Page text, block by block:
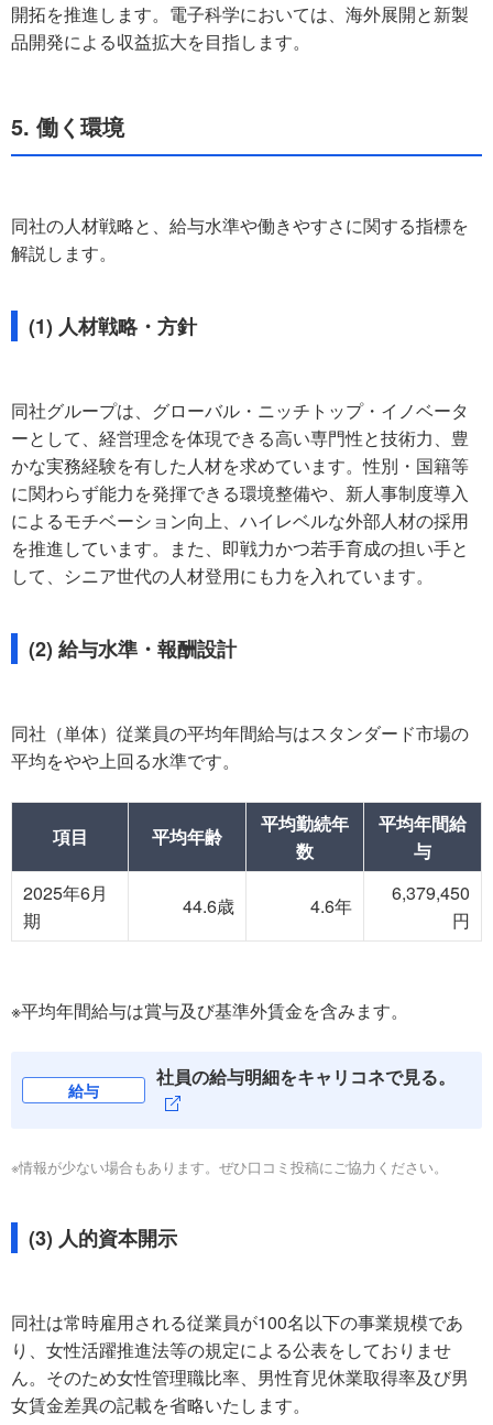
開拓を推進します。電子科学においては、海外展開と新製
品開発による収益拡大を目指します。
5. 働く環境
同社の人材戦略と、給与水準や働きやすさに関する指標を
解説します。
(1) 人材戦略・方針
同社グループは、グローバル・ニッチトップ・イノベータ
ーとして、経営理念を体現できる高い専門性と技術力、豊
かな実務経験を有した人材を求めています。性別・国籍等
に関わらず能力を発揮できる環境整備や、新人事制度導入
によるモチベーション向上、ハイレベルな外部人材の採用
を推進しています。また、即戦力かつ若手育成の担い手と
して、シニア世代の人材登用にも力を入れています。
(2) 給与水準・報酬設計
同社（単体）従業員の平均年間給与はスタンダード市場の
平均をやや上回る水準です。
項目 平均年齢
平均勤続年
数
平均年間給
与
2025年6月
期
44.6歳 4.6年
6,379,450
円
※平均年間給与は賞与及び基準外賃金を含みます。
給与
社員の給与明細をキャリコネで見る。
※情報が少ない場合もあります。ぜひ口コミ投稿にご協力ください。
(3) 人的資本開示
同社は常時雇用される従業員が100名以下の事業規模であ
り、女性活躍推進法等の規定による公表をしておりませ
ん。そのため女性管理職比率、男性育児休業取得率及び男
女賃金差異の記載を省略いたします。